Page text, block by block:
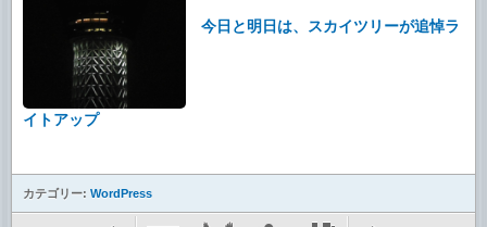
今日と明日は、スカイツリーが追悼ラ
イトアップ
カテゴリー: WordPress